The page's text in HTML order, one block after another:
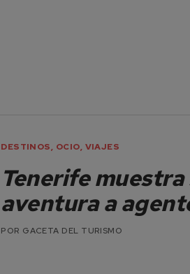
DESTINOS, OCIO, VIAJES
Tenerife
aventura a
POR GACETA DEL TURISMO